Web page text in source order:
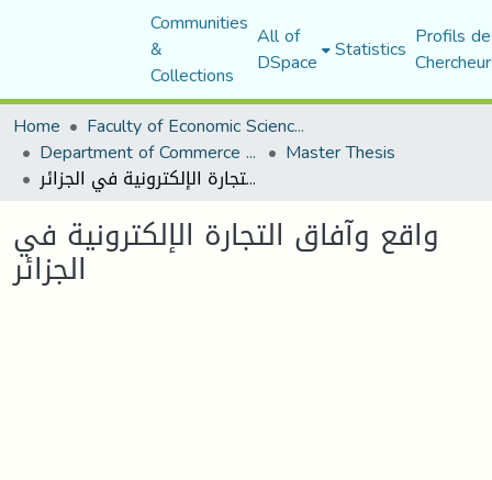
Communities
&
Collections
All of
DSpace Statistics Profils
Home
Faculty of Economic Sciences, Commerce and Management Sciences
Department of Commerce Science Master Thesis
واقع وآفاق التجارة الإلكترونية في الجزائر
واقع وآفاق التجارة الإلكترونية في
الجزائر